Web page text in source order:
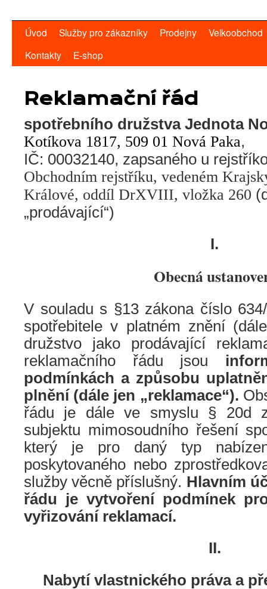
Úvod Služby pro zákazníky Prodejny
Velkoobchod
Kontakty
E-shop
Reklamační řád
spotřebního družstva Jednota
Kotíkova 1817, 509 01 Nová Paka,
IČ: 00032140, zapsaného u
Obchodním rejstříku, vedeném
Králové, oddíl DrXVIII, vložka 260
„prodávající“)
I.
Obecná
V souladu s §13 zákona číslo
spotřebitele v platném znění
družstvo jako prodávající
reklamačního řádu jsou
podmínkách a způsobu
plnění (dále jen „reklamace“).
řádu je dále ve smyslu § 20d
subjektu mimosoudního řešení
který je pro daný typ
poskytovaného nebo
služby věcně příslušný. Hlavním
řádu je vytvoření podmínek
vyřizování reklamací.
II.
Nabytí vlastnického práva a